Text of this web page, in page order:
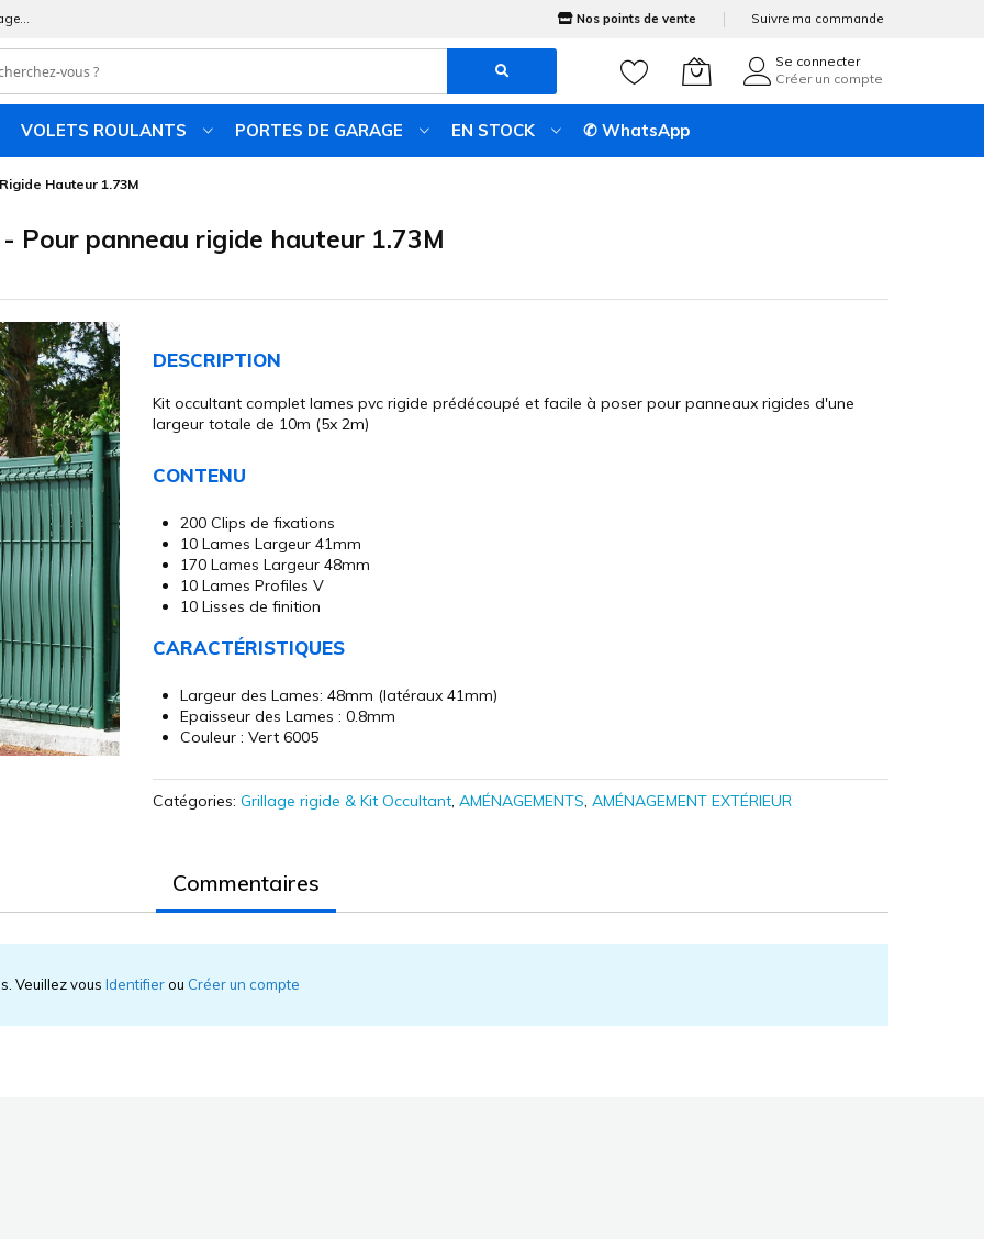
Nos points de vente Suivre ma commande
Se connecter
Créer un compte
VOLETS ROULANTS PORTES DE GARAGE EN STOCK ✆ WhatsApp
Hauteur 1.73M
Pour panneau rigide hauteur 1.73M
DESCRIPTION
Kit occultant complet lames pvc rigide prédécoupé et facile à poser pour panneaux rigides d'une
largeur totale de 10m (5x 2m)
CONTENU
200 Clips de fixations
10 Lames Largeur 41mm
170 Lames Largeur 48mm
10 Lames Profiles V
10 Lisses de finition
CARACTÉRISTIQUES
Largeur des Lames: 48mm (latéraux 41mm)
Epaisseur des Lames : 0.8mm
Couleur : Vert 6005
Catégories: Grillage rigide & Kit Occultant, AMÉNAGEMENTS, AMÉNAGEMENT EXTÉRIEUR
Commentaires
Veuillez vous Identifierou Créer un compte